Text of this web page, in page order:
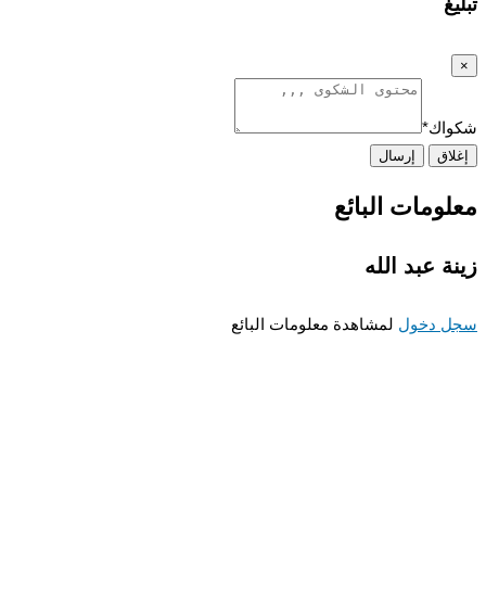
*
إرسال
البائع
عبد الله
دخوللمشاهدة معلومات البائع